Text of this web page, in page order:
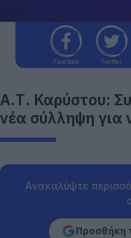
Facebook Twitter
Α.Τ. Καρύστου:
νέα σύλληψη για
Ανακαλύψτε
Προσθήκη